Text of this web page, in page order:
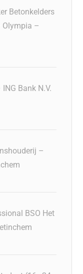
Betonkelders
Olympia –
Bank N.V.
–
BSO Het